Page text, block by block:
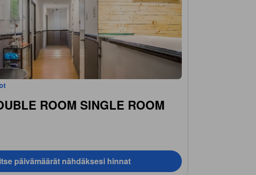
ROOM SINGLE ROOM
päivämäärät nähdäksesi hinnat